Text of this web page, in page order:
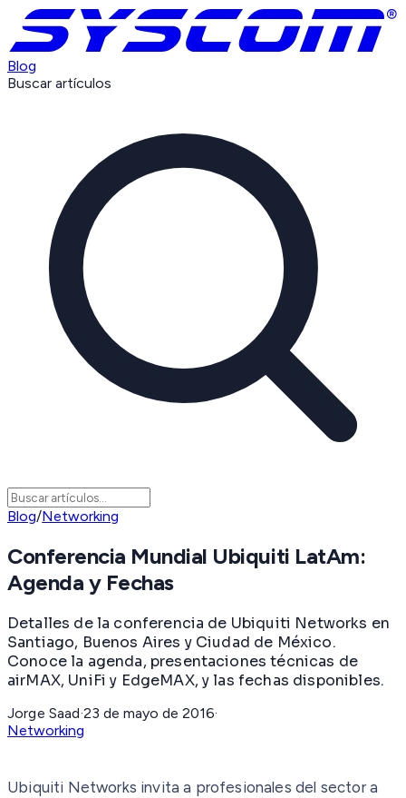
Blog
Buscar artículos
Blog/Networking
Conferencia Mundial Ubiquiti LatAm:
Agenda y Fechas
Detalles de la conferencia de Ubiquiti Networks en
Santiago, Buenos Aires y Ciudad de México.
Conoce la agenda, presentaciones técnicas de
airMAX, UniFi y EdgeMAX, y las fechas disponibles.
Jorge Saad·23 de mayo de 2016·
Networking
Ubiquiti Networks invita a profesionales del sector a